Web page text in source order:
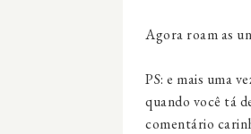
Agora roam as
PS: e mais uma
quando você tá
comentário